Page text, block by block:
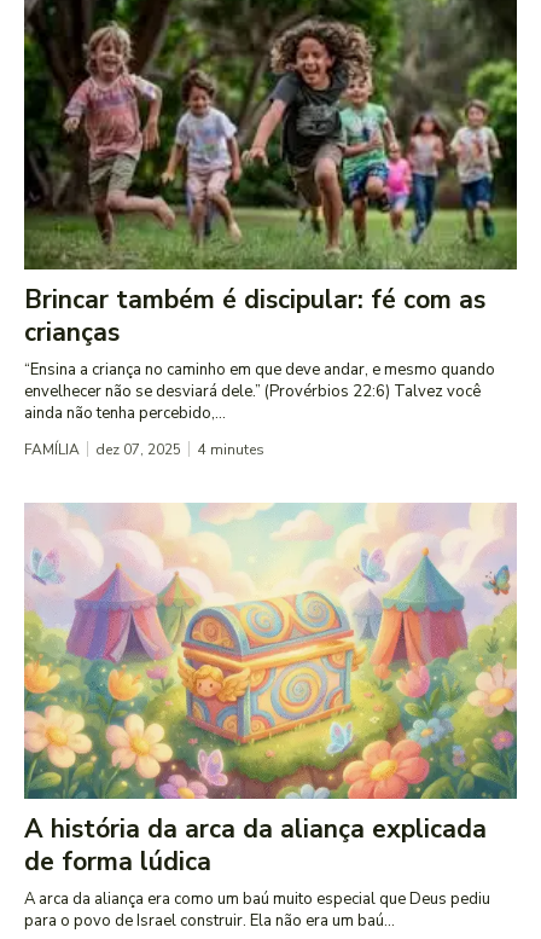
Brincar também é discipular: fé com as
crianças
“Ensina a criança no caminho em que deve andar, e mesmo quando
envelhecer não se desviará dele.” (Provérbios 22:6) Talvez você
ainda não tenha percebido,...
FAMÍLIA dez 07, 2025 4 minutes
A história da arca da aliança explicada
de forma lúdica
A arca da aliança era como um baú muito especial que Deus pediu
para o povo de Israel construir. Ela não era um baú...